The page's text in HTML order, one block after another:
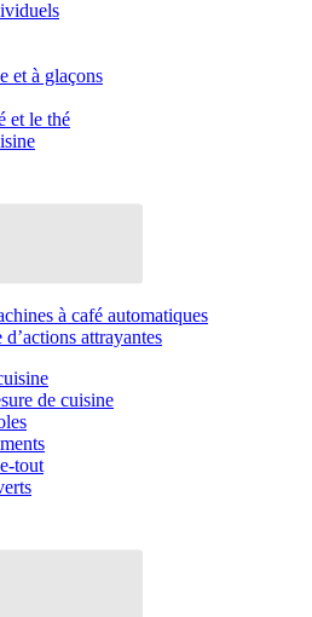
et à glaçons
et le thé
à café automatiques
attrayantes
de cuisine
tout